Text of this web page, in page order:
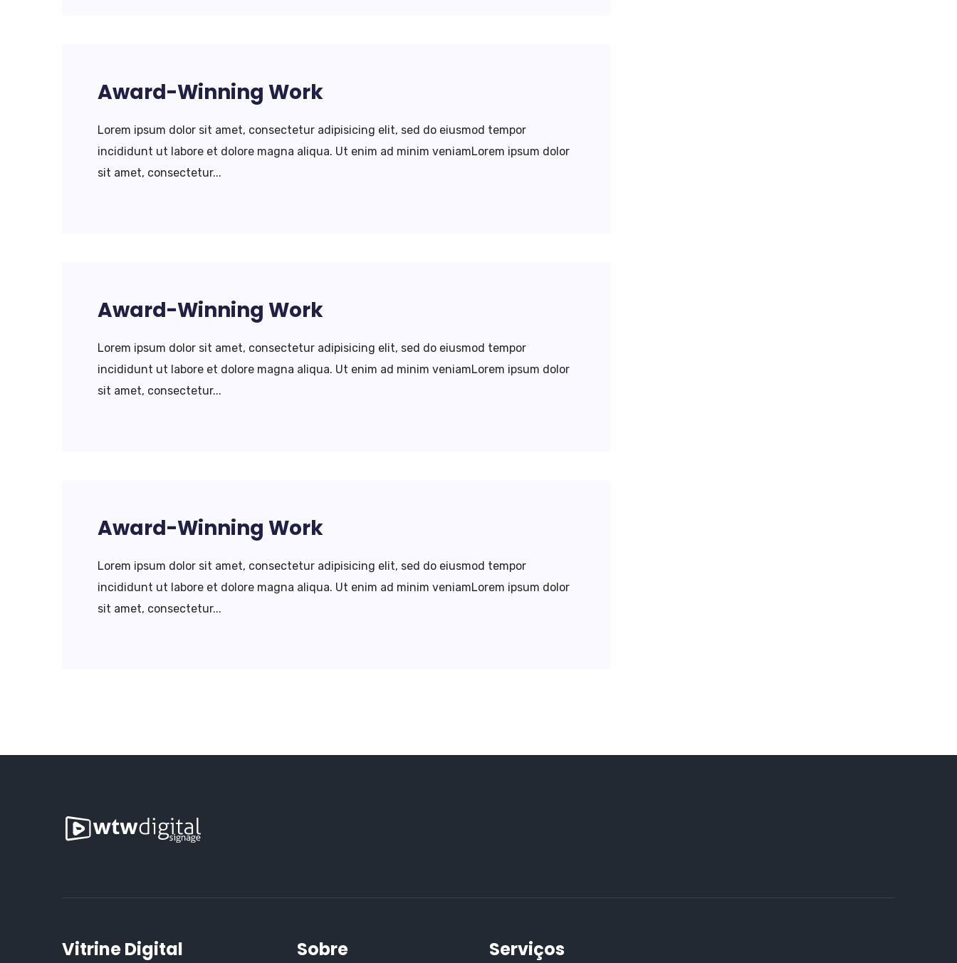
Award-Winning Work
Lorem ipsum dolor sit amet, consectetur adipisicing elit, sed do eiusmod tempor
incididunt ut labore et dolore magna aliqua. Ut enim ad minim veniamLorem ipsum dolor
sit amet, consectetur...
Award-Winning Work
Lorem ipsum dolor sit amet, consectetur adipisicing elit, sed do eiusmod tempor
incididunt ut labore et dolore magna aliqua. Ut enim ad minim veniamLorem ipsum dolor
sit amet, consectetur...
Award-Winning Work
Lorem ipsum dolor sit amet, consectetur adipisicing elit, sed do eiusmod tempor
incididunt ut labore et dolore magna aliqua. Ut enim ad minim veniamLorem ipsum dolor
sit amet, consectetur...
Vitrine Digital Sobre Serviços